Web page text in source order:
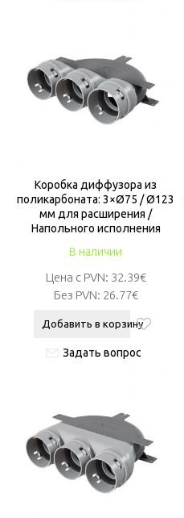
В наличии
Коробкa диффузора из
поликарбоната: 3×Ø75 / Ø123
мм для расширения /
Напольного исполнения
Цена с PVN: 32.39€
Без PVN: 26.77€
Добавить в корзину
Задать вопрос